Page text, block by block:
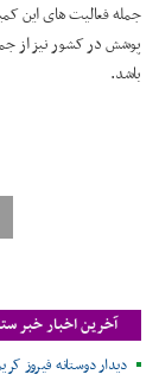
جمله فعالیت های این
پوشش در کشور نیز از
باشد.
آخرین اخبار خبر
دیدار دوستانه فیروز